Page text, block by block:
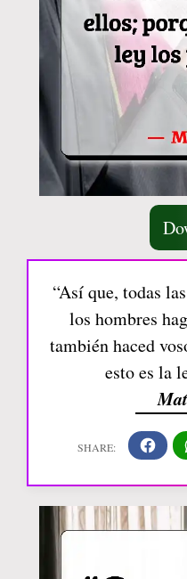
“Así que, todas
los hombres
también haced
esto es la